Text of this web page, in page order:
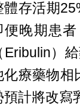
體存活期
便晚期患
Eribulin）
化療藥物相
預計將改寫